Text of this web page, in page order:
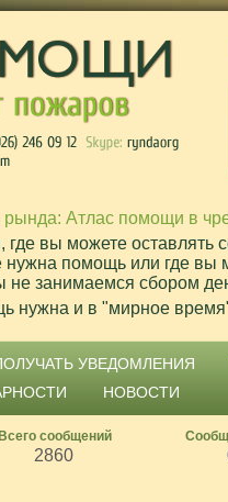
рында: Атлас помощи в
вы можете оставлять
нужна помощь или где вы
не занимаемся сбором
нужна и в "мирное
УВЕДОМЛЕНИЯ
НОВОСТИ
Всего сообщений
2860